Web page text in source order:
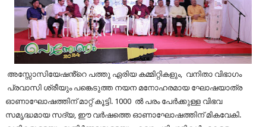
അസ്സോസിയേഷൻ്റെ പത്തു ഏരിയ കമ്മിറ്റികളും, വനിതാ വിഭാഗം
പ്രവാസി ശ്രീയും പങ്കെടുത്ത നയന മനോഹരമായ ഘോഷയാത്ര
ഓണാഘോഷത്തിന് മാറ്റ് കൂട്ടി. 1000 ൽ പരം പേർക്കുള്ള വിഭവ
സമൃദ്ധമായ സദ്യ, ഈ വർഷത്തെ ഓണാഘോഷത്തിന് മികവേകി.